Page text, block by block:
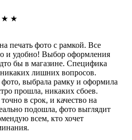
★ ★
печать фото с рамкой. Все
и удобно! Выбор оформления
бы в магазине. Специфика
никаких лишних вопросов.
фото, выбрала рамку и оформила
прошла, никаких сбоев.
в срок, и качество на
подошла, фото выглядит
всем, кто хочет